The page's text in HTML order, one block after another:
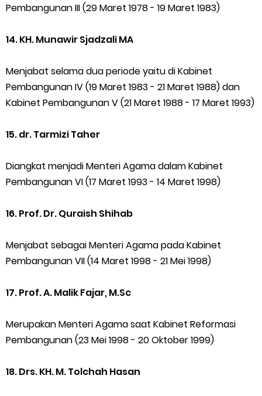
Pembangunan III (29 Maret 1978 - 19 Maret 1983)
14. KH. Munawir Sjadzali MA
Menjabat selama dua periode yaitu di Kabinet
Pembangunan IV (19 Maret 1983 - 21 Maret 1988) dan
Kabinet Pembangunan V (21 Maret 1988 - 17 Maret 1993)
15. dr. Tarmizi Taher
Diangkat menjadi Menteri Agama dalam Kabinet
Pembangunan VI (17 Maret 1993 - 14 Maret 1998)
16. Prof. Dr. Quraish Shihab
Menjabat sebagai Menteri Agama pada Kabinet
Pembangunan VII (14 Maret 1998 - 21 Mei 1998)
17. Prof. A. Malik Fajar, M.Sc
Merupakan Menteri Agama saat Kabinet Reformasi
Pembangunan (23 Mei 1998 - 20 Oktober 1999)
18. Drs. KH. M. Tolchah Hasan